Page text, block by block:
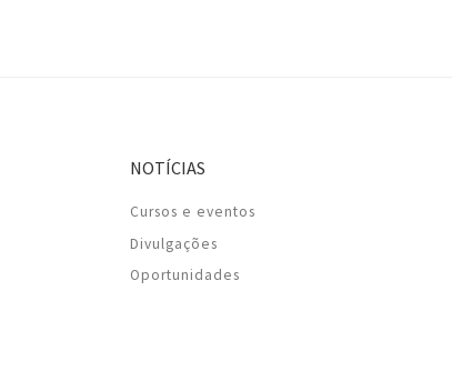
NOTÍCIAS
Cursos e eventos
Divulgações
Oportunidades